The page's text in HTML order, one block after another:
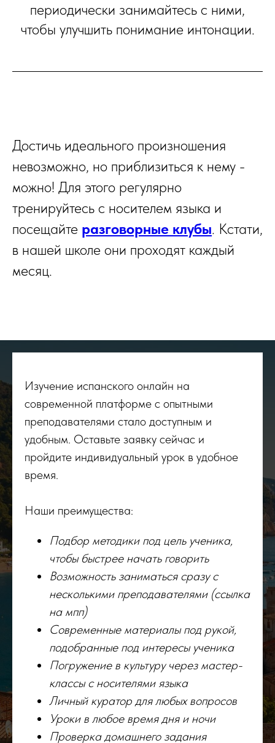
периодически занимайтесь с ними,
чтобы улучшить понимание интонации.
Достичь идеального произношения
невозможно, но приблизиться к нему -
можно! Для этого регулярно
тренируйтесь с носителем языка и
посещайте разговорные клубы. Кстати,
в нашей школе они проходят каждый
месяц.
Изучение испанского онлайн на
современной платформе с опытными
преподавателями стало доступным и
удобным. Оставьте заявку сейчас и
пройдите индивидуальный урок в удобное
время.
Наши преимущества:
Подбор методики под цель ученика,
чтобы быстрее начать говорить
Возможность заниматься сразу с
несколькими преподавателями (ссылка
на мпп)
Современные материалы под рукой,
подобранные под интересы ученика
Погружение в культуру через мастер-
классы с носителями языка
Личный куратор для любых вопросов
Уроки в любое время дня и ночи
Проверка домашнего задания